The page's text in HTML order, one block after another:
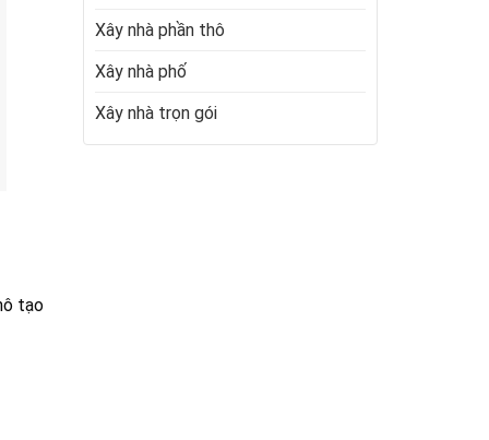
tạo
Xây nhà phần thô
Xây nhà phố
Xây nhà trọn gói